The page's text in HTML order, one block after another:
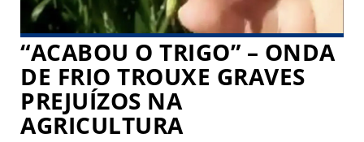
“ACABOU O TRIGO” – ONDA
DE FRIO TROUXE GRAVES
PREJUÍZOS NA
AGRICULTURA